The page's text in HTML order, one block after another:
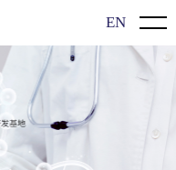
EN
我们
介绍
文化
动态
动态
介绍